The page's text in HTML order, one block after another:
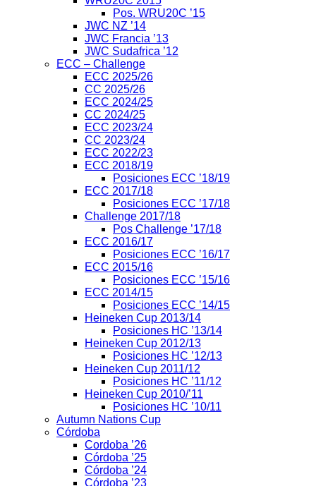
Pos. WRU20C ’15
JWC NZ ’14
JWC Francia ’13
JWC Sudafrica ’12
ECC – Challenge
ECC 2025/26
CC 2025/26
ECC 2024/25
CC 2024/25
ECC 2023/24
CC 2023/24
ECC 2022/23
ECC 2018/19
Posiciones ECC ’18/19
ECC 2017/18
Posiciones ECC ’17/18
Challenge 2017/18
Pos Challenge ’17/18
ECC 2016/17
Posiciones ECC ’16/17
ECC 2015/16
Posiciones ECC ’15/16
ECC 2014/15
Posiciones ECC ’14/15
Heineken Cup 2013/14
Posiciones HC ’13/14
Heineken Cup 2012/13
Posiciones HC ’12/13
Heineken Cup 2011/12
Posiciones HC ’11/12
Heineken Cup 2010/’11
Posiciones HC ’10/11
Autumn Nations Cup
Córdoba
Cordoba ’26
Córdoba ’25
Córdoba ’24
Córdoba ’23